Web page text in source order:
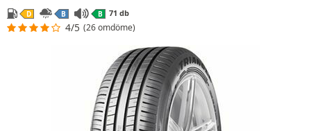
D B B 71 db
4/5 (26 omdöme)